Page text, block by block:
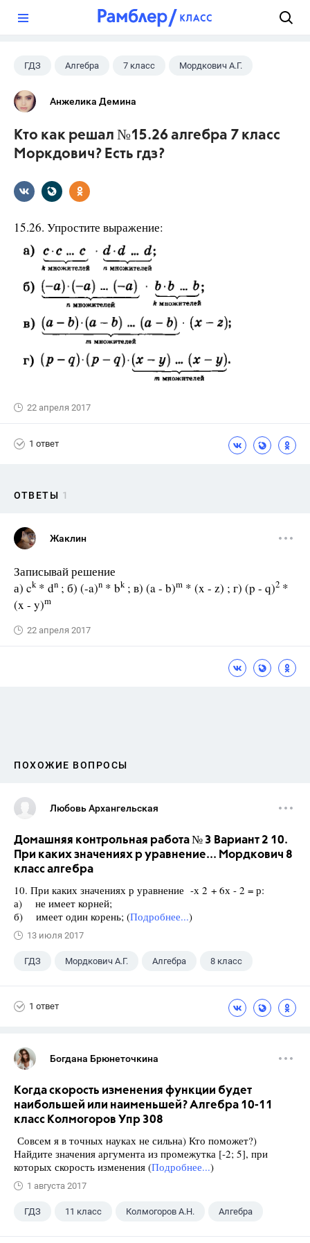
ГДЗ Алгебра 7 класс Мордкович А.Г.
Анжелика Демина
Кто как решал №15.26 алгебра 7 класс
Моркдович? Есть гдз?
15.26. Упростите выражение:
22 апреля 2017
1 ответ
ОТВЕТЫ 1
Жаклин
Записывай решение
а) ck* dn ; б) (-a)n * bk; в) (a - b)m * (x - z) ; г) (p - q)2 *
(x - y)m
22 апреля 2017
ПОХОЖИЕ ВОПРОСЫ
Любовь Архангельская
Домашняя контрольная работа № 3 Вариант 2 10.
При каких значениях р уравнение... Мордкович 8
класс алгебра
10. При каких значениях р уравнение -х 2 + 6х - 2 = р:
а) не имеет корней;
б) имеет один корень; (Подробнее...)
13 июля 2017
ГДЗ Мордкович А.Г. Алгебра 8 класс
1 ответ
Богдана Брюнеточкина
Когда скорость изменения функции будет
наибольшей или наименьшей? Алгебра 10-11
класс Колмогоров Упр 308
Совсем я в точных науках не сильна) Кто поможет?)
Найдите значения аргумента из промежутка [-2; 5], при
которых скорость изменения (Подробнее...)
1 августа 2017
ГДЗ 11 класс Колмогоров А.Н. Алгебра